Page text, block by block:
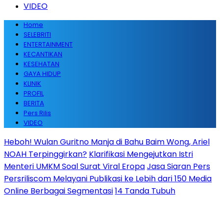
VIDEO
Home
SELEBRITI
ENTERTAINMENT
KECANTIKAN
KESEHATAN
GAYA HIDUP
KLINIK
PROFIL
BERITA
Pers Rilis
VIDEO
Heboh! Wulan Guritno Manja di Bahu Baim Wong, Ariel
NOAH Terpinggirkan? Klarifikasi Mengejutkan Istri
Menteri UMKM Soal Surat Viral EropaJasa Siaran Pers
Persriliscom Melayani Publikasi ke Lebih dari 150 Media
Online Berbagai Segmentasi14 Tanda Tubuh